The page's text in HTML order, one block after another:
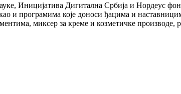
Иницијатива Дигитална Србија и Нордеус
и програмима које доноси ђацима и
миксер за креме и козметичке производе,